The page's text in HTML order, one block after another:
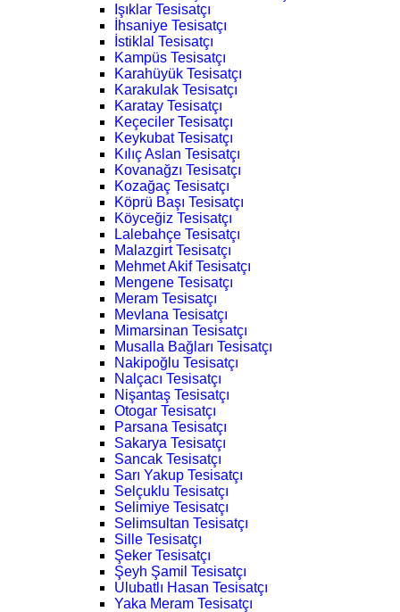
Işıklar Tesisatçı
İhsaniye Tesisatçı
İstiklal Tesisatçı
Kampüs Tesisatçı
Karahüyük Tesisatçı
Karakulak Tesisatçı
Karatay Tesisatçı
Keçeciler Tesisatçı
Keykubat Tesisatçı
Kılıç Aslan Tesisatçı
Kovanağzı Tesisatçı
Kozağaç Tesisatçı
Köprü Başı Tesisatçı
Köyceğiz Tesisatçı
Lalebahçe Tesisatçı
Malazgirt Tesisatçı
Mehmet Akif Tesisatçı
Mengene Tesisatçı
Meram Tesisatçı
Mevlana Tesisatçı
Mimarsinan Tesisatçı
Musalla Bağları Tesisatçı
Nakipoğlu Tesisatçı
Nalçacı Tesisatçı
Nişantaş Tesisatçı
Otogar Tesisatçı
Parsana Tesisatçı
Sakarya Tesisatçı
Sancak Tesisatçı
Sarı Yakup Tesisatçı
Selçuklu Tesisatçı
Selimiye Tesisatçı
Selimsultan Tesisatçı
Sille Tesisatçı
Şeker Tesisatçı
Şeyh Şamil Tesisatçı
Ulubatlı Hasan Tesisatçı
Yaka Meram Tesisatçı